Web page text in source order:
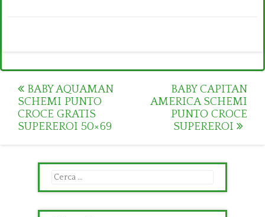
Post
navigation
BABY AQUAMAN
SCHEMI PUNTO
CROCE GRATIS
SUPEREROI 50×69
BABY CAPITAN
AMERICA SCHEMI
PUNTO CROCE
SUPEREROI
Ricerca
per: